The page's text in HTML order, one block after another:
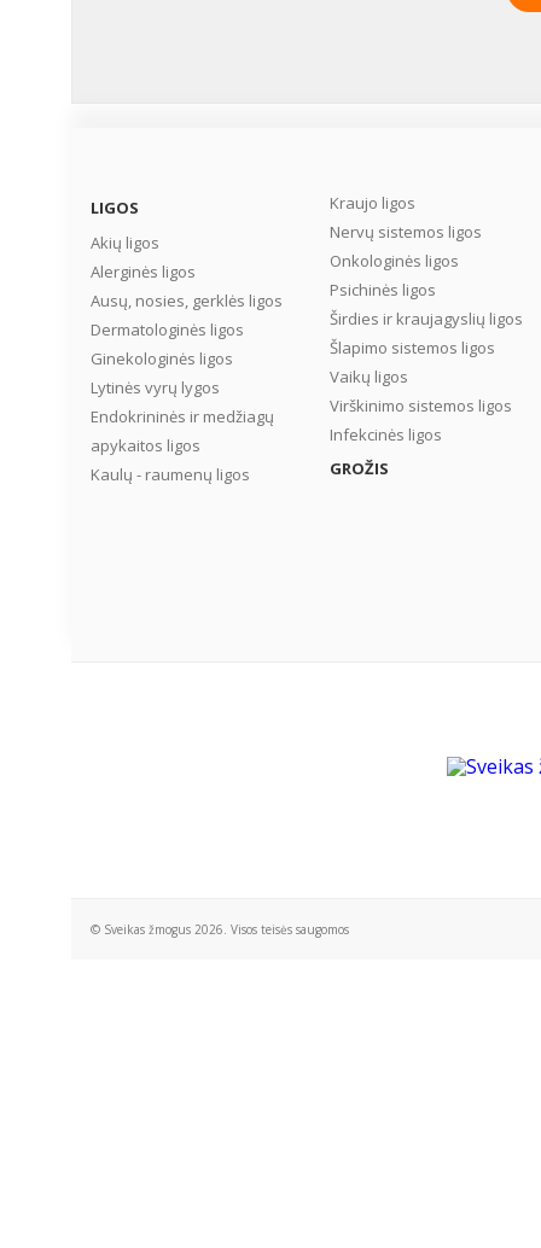
LIGOS
Akių ligos
Alerginės ligos
Ausų, nosies, gerklės ligos
Dermatologinės ligos
Ginekologinės ligos
Lytinės vyrų lygos
Endokrininės ir medžiagų
apykaitos ligos
Kaulų - raumenų ligos
Kraujo ligos
Nervų sistemos ligos
Onkologinės ligos
Psichinės ligos
Širdies ir kraujagyslių ligos
Šlapimo sistemos ligos
Vaikų ligos
Virškinimo sistemos ligos
Infekcinės ligos
GROŽIS
© Sveikas žmogus 2026. Visos teisės saugomos